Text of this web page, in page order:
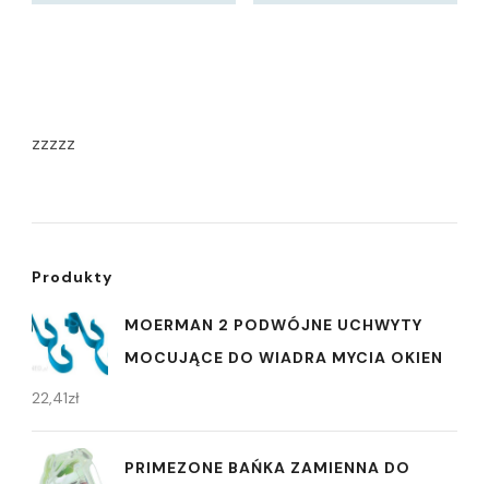
zzzzz
Produkty
MOERMAN 2 PODWÓJNE UCHWYTY
MOCUJĄCE DO WIADRA MYCIA OKIEN
22,41zł
PRIMEZONE BAŃKA ZAMIENNA DO